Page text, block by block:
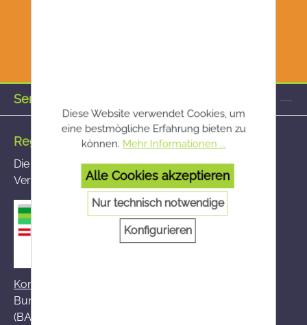
Service-Hotline
Registrierte Versandapotheke
Die von Ihnen aufgerufene Versandapotheke ist im
Versandapothekenregister des BASG registriert
Kontakt zum BASG
Bundesamt für Sicherheit im Gesundheitswesen
(BASG), AGES-Medizinmarktaufsicht (AGES MEA)
Diese Website verwendet Cookies, um
eine bestmögliche Erfahrung bieten zu
können. Mehr Informationen ...
Alle Cookies akzeptieren
Nur technisch notwendige
Konfigurieren